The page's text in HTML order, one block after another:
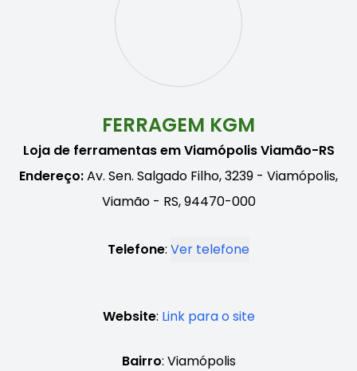
FERRAGEM KGM
Loja de ferramentas em Viamópolis Viamão-RS
Endereço:Av. Sen. Salgado Filho, 3239 - Viamópolis,
Viamão - RS, 94470-000
Telefone: Ver telefone
Website: Link para o site
Bairro: Viamópolis